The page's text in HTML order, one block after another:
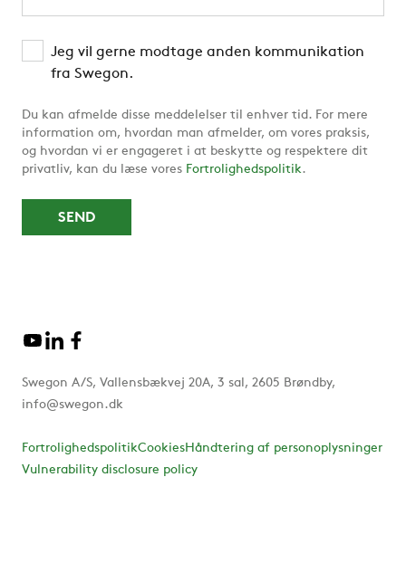
Jeg vil gerne modtage anden kommunikation
fra Swegon.
Du kan afmelde disse meddelelser til enhver tid. For mere
information om, hvordan man afmelder, om vores praksis,
og hvordan vi er engageret i at beskytte og respektere dit
privatliv, kan du læse vores Fortrolighedspolitik.
Swegon A/S, Vallensbækvej 20A, 3 sal, 2605 Brøndby,
info@swegon.dk
FortrolighedspolitikCookiesHåndtering af personoplysninger
Vulnerability disclosure policy